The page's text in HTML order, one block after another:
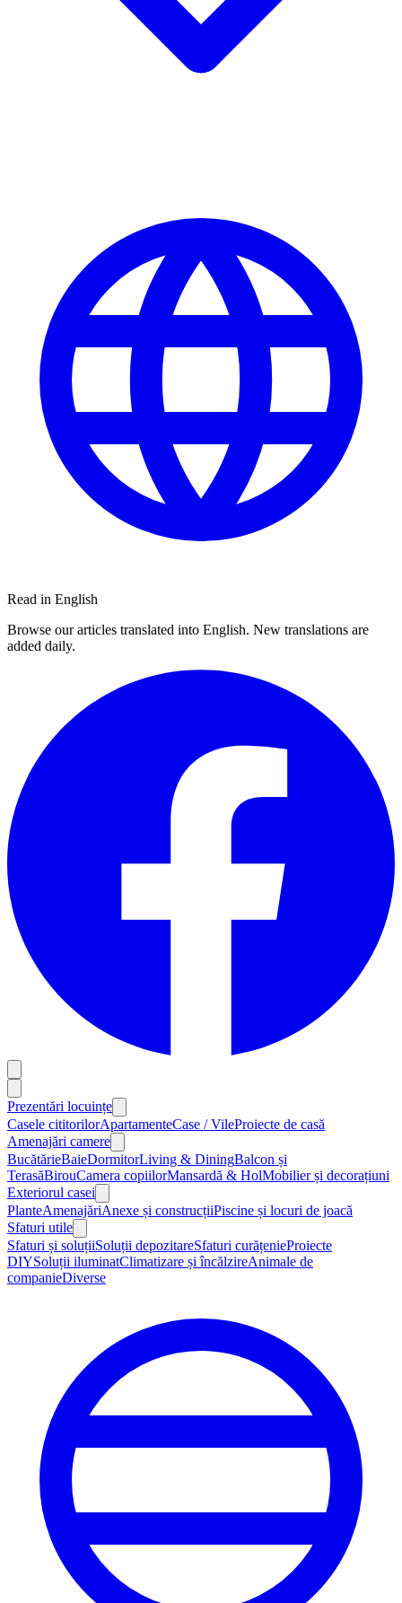
Read in English
Browse our articles translated into English. New translations are
added daily.
Prezentări locuințe
Casele cititorilorApartamenteCase / VileProiecte de casă
Amenajări camere
BucătărieBaieDormitorLiving & DiningBalcon și
TerasăBirouCamera copiilorMansardă & HolMobilier și decorațiuni
Exteriorul casei
PlanteAmenajăriAnexe și construcțiiPiscine și locuri de joacă
Sfaturi utile
Sfaturi și soluțiiSoluții depozitareSfaturi curățenieProiecte
DIYSoluții iluminatClimatizare și încălzireAnimale de
companieDiverse